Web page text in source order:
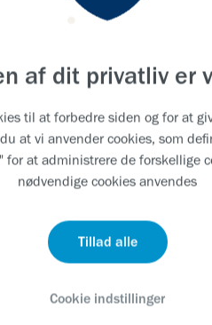
af dit privatliv er
til at forbedre siden og for at
at vi anvender cookies, som
for at administrere de forskellige
nødvendige cookies anvendes
Tillad alle
Cookie indstillinger